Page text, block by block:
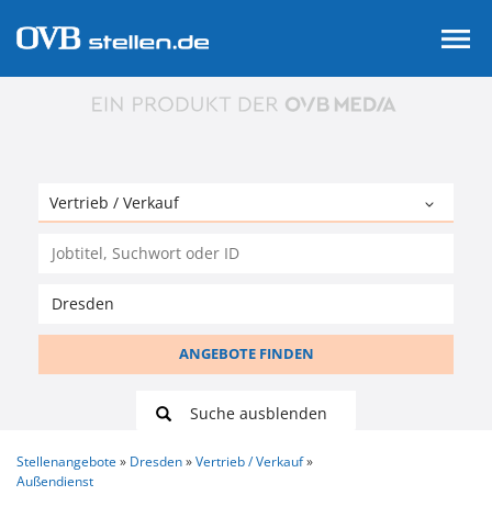
ANGEBOTE FINDEN
Suche ausblenden
Stellenangebote Dresden
Vertrieb / Verkauf
Außendienst